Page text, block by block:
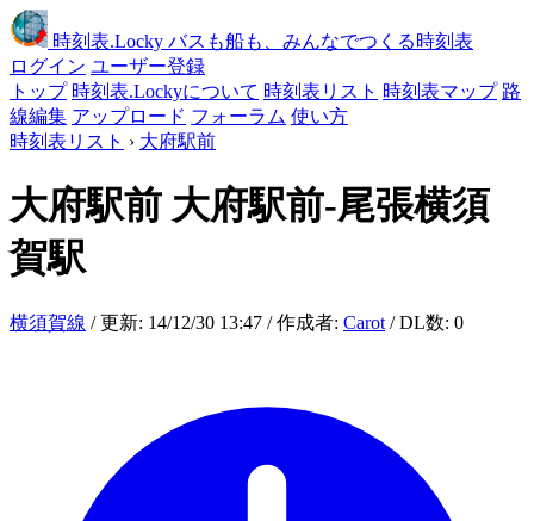
時刻表.Locky バスも船も、みんなでつくる時刻表
ログイン ユーザー登録
トップ 時刻表.Lockyについて 時刻表リスト 時刻表マップ 路
線編集 アップロード フォーラム 使い方
時刻表リスト › 大府駅前
大府駅前 大府駅前-尾張横須
賀駅
横須賀線 / 更新: 14/12/30 13:47 / 作成者: Carot / DL数: 0